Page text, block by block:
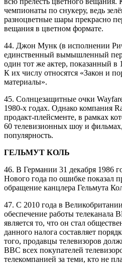
чемпионаты по снукеру, ведь
разноцветные шары прекрасно
вещания в цветном формате.
44. Джон Мунк (в исполнении
единственный вымышленный
один тот же актер, показанный в
К их числу относятся «Закон и
материалы».
45. Солнцезащитные очки
1980-х годах. Однако компания
продакт-плейсменте, в рамках
60 телевизионных шоу и
популярность.
ГЕЛЬМУТ КОЛЬ
46. В Германии 31 декабря 1986
Нового года по ошибке показал
обращение канцлера Гельмута
47. С 2010 года в
обеспечение работы телеканала
является то, что он стал
данного налога составляет
того, продавцы телевизоров
BBC всех покупателей
телекомпанией за теми, кто не